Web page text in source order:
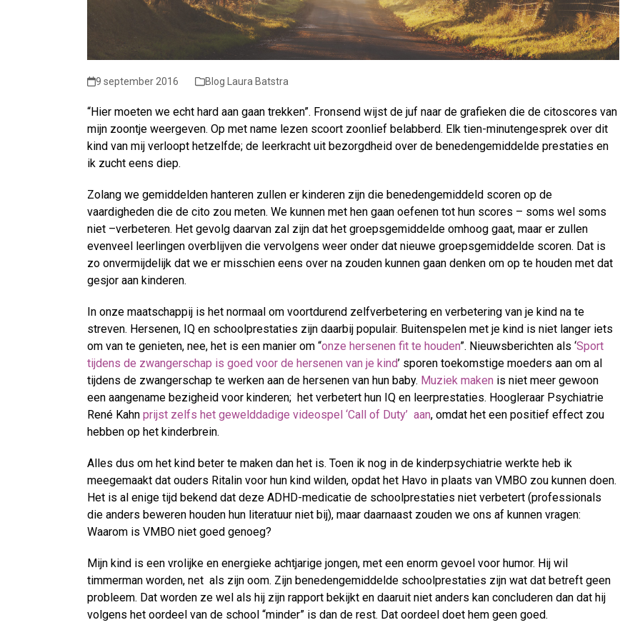
9 september 2016 Blog Laura Batstra
“Hier moeten we echt hard aan gaan trekken”. Fronsend wijst de juf naar de grafieken die de citoscores van
mijn zoontje weergeven. Op met name lezen scoort zoonlief belabberd. Elk tien-minutengesprek over dit
kind van mij verloopt hetzelfde; de leerkracht uit bezorgdheid over de benedengemiddelde prestaties en
ik zucht eens diep.
Zolang we gemiddelden hanteren zullen er kinderen zijn die benedengemiddeld scoren op de
vaardigheden die de cito zou meten. We kunnen met hen gaan oefenen tot hun scores – soms wel soms
niet –verbeteren. Het gevolg daarvan zal zijn dat het groepsgemiddelde omhoog gaat, maar er zullen
evenveel leerlingen overblijven die vervolgens weer onder dat nieuwe groepsgemiddelde scoren. Dat is
zo onvermijdelijk dat we er misschien eens over na zouden kunnen gaan denken om op te houden met dat
gesjor aan kinderen.
In onze maatschappij is het normaal om voortdurend zelfverbetering en verbetering van je kind na te
streven. Hersenen, IQ en schoolprestaties zijn daarbij populair. Buitenspelen met je kind is niet langer iets
om van te genieten, nee, het is een manier om “onze hersenen fit te houden”. Nieuwsberichten als ‘Sport
tijdens de zwangerschap is goed voor de hersenen van je kind’ sporen toekomstige moeders aan om al
tijdens de zwangerschap te werken aan de hersenen van hun baby. Muziek maken is niet meer gewoon
een aangename bezigheid voor kinderen; het verbetert hun IQ en leerprestaties. Hoogleraar Psychiatrie
René Kahn prijst zelfs het gewelddadige videospel ‘Call of Duty’ aan, omdat het een positief effect zou
hebben op het kinderbrein.
Alles dus om het kind beter te maken dan het is. Toen ik nog in de kinderpsychiatrie werkte heb ik
meegemaakt dat ouders Ritalin voor hun kind wilden, opdat het Havo in plaats van VMBO zou kunnen doen.
Het is al enige tijd bekend dat deze ADHD-medicatie de schoolprestaties niet verbetert (professionals
die anders beweren houden hun literatuur niet bij), maar daarnaast zouden we ons af kunnen vragen:
Waarom is VMBO niet goed genoeg?
Mijn kind is een vrolijke en energieke achtjarige jongen, met een enorm gevoel voor humor. Hij wil
timmerman worden, net als zijn oom. Zijn benedengemiddelde schoolprestaties zijn wat dat betreft geen
probleem. Dat worden ze wel als hij zijn rapport bekijkt en daaruit niet anders kan concluderen dan dat hij
volgens het oordeel van de school “minder” is dan de rest. Dat oordeel doet hem geen goed.